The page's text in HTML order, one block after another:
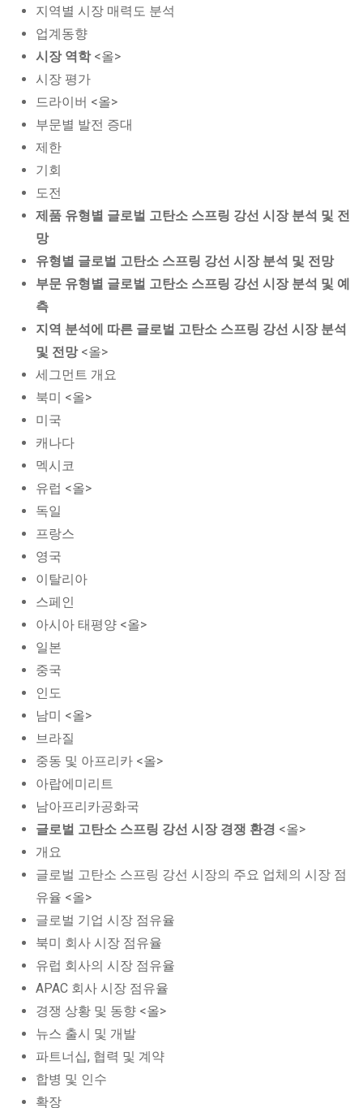
지역별 시장 매력도 분석
업계동향
시장 역학<올>
시장 평가
드라이버 <올>
부문별 발전 증대
제한
기회
도전
제품 유형별 글로벌 고탄소 스프링 강선 시장 분석 및 전
망
유형별 글로벌 고탄소 스프링 강선 시장 분석 및 전망
부문 유형별 글로벌 고탄소 스프링 강선 시장 분석 및 예
측
지역 분석에 따른 글로벌 고탄소 스프링 강선 시장 분석
및 전망<올>
세그먼트 개요
북미 <올>
미국
캐나다
멕시코
유럽 <올>
독일
프랑스
영국
이탈리아
스페인
아시아 태평양 <올>
일본
중국
인도
남미 <올>
브라질
중동 및 아프리카 <올>
아랍에미리트
남아프리카공화국
글로벌 고탄소 스프링 강선 시장 경쟁 환경 <올>
개요
글로벌 고탄소 스프링 강선 시장의 주요 업체의 시장 점
유율 <올>
글로벌 기업 시장 점유율
북미 회사 시장 점유율
유럽 회사의 시장 점유율
APAC 회사 시장 점유율
경쟁 상황 및 동향 <올>
뉴스 출시 및 개발
파트너십, 협력 및 계약
합병 및 인수
확장